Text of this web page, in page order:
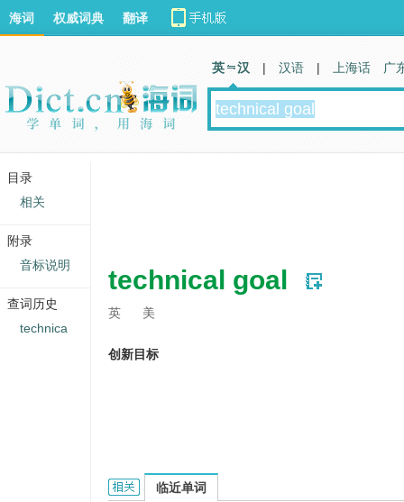
technical goal
英 美
创新目标
technical goal的相关资料：
临近单词
海词 权威词典 翻译
英 汉 | 汉语 | 上海话 广
目录
相关
附录
音标说明
查词历史
technica